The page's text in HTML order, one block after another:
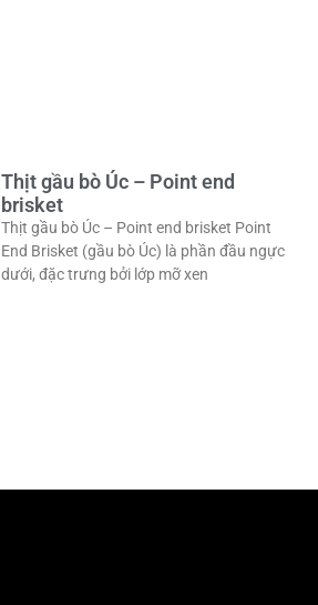
Thịt gầu bò Úc – Point end
brisket
Thịt gầu bò Úc – Point end brisket Point
End Brisket (gầu bò Úc) là phần đầu ngực
dưới, đặc trưng bởi lớp mỡ xen